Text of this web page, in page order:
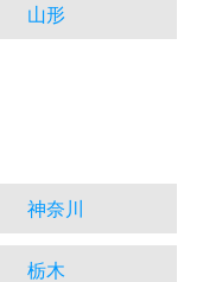
山形
神奈川
栃木